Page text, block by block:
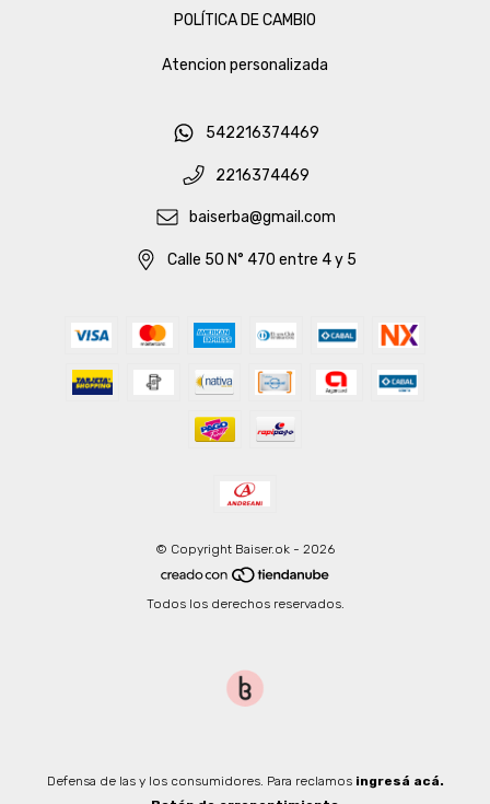
POLÍTICA DE CAMBIO
Atencion personalizada
542216374469
2216374469
baiserba@gmail.com
Calle 50 N° 470 entre 4 y 5
© Copyright Baiser.ok - 2026
Todos los derechos reservados.
Defensa de las y los consumidores. Para reclamos ingresá acá.